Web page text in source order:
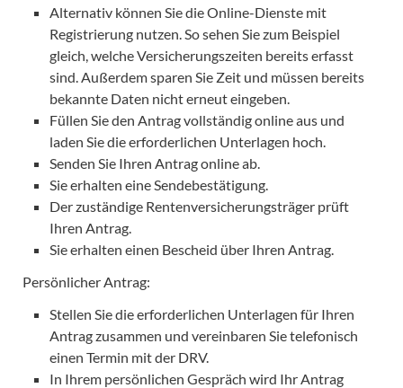
Alternativ können Sie die Online-Dienste mit
Registrierung nutzen. So sehen Sie zum Beispiel
gleich, welche Versicherungszeiten bereits erfasst
sind. Außerdem sparen Sie Zeit und müssen bereits
bekannte Daten nicht erneut eingeben.
Füllen Sie den Antrag vollständig online aus und
laden Sie die erforderlichen Unterlagen hoch.
Senden Sie Ihren Antrag online ab.
Sie erhalten eine Sendebestätigung.
Der zuständige Rentenversicherungsträger prüft
Ihren Antrag.
Sie erhalten einen Bescheid über Ihren Antrag.
Persönlicher Antrag:
Stellen Sie die erforderlichen Unterlagen für Ihren
Antrag zusammen und vereinbaren Sie telefonisch
einen Termin mit der DRV.
In Ihrem persönlichen Gespräch wird Ihr Antrag